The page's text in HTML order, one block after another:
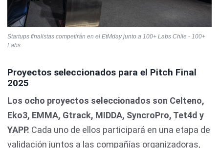
Startups finalistas competirán en el EtMday junto a 100+ Labs Chile - 100+
Labs
Proyectos seleccionados para el Pitch Final
2025
Los ocho proyectos seleccionados son Celteno,
Eko3, EMMA, Gtrack, MIDDA, SyncroPro, Tet4d y
YAPP. Cada uno de ellos participará en una etapa de
validación juntos a las compañías organizadoras,